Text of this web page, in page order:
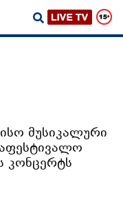
მუსიკალური
კონცერტს